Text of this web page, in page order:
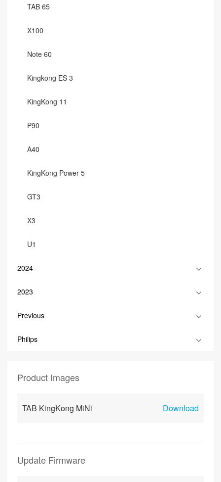
TAB 65
X100
Note 60
Kingkong ES 3
KingKong 11
P90
A40
KingKong Power 5
GT3
X3
U1
2024
2023
Previous
Philips
Product Images
TAB KingKong MiNi Download
Update Firmware